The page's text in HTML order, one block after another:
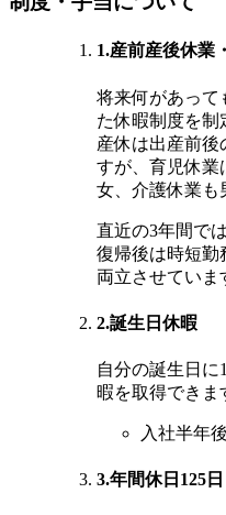
1.産前産後休業
将来何があって
た休暇制度を制
産休は出産前後
すが、育児休業
女、介護休業も
直近の3年間で
復帰後は時短勤
両立させていま
2.誕生日休暇
自分の誕生日に
暇を取得できま
入社半年
3.年間休日125日